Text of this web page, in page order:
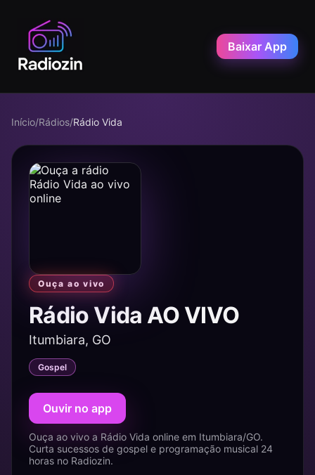
Baixar App
Início/Rádios/Rádio Vida
Ouça ao vivo
Rádio Vida AO VIVO
Itumbiara, GO
Gospel
Ouvir no app
Ouça ao vivo a Rádio Vida online em Itumbiara/GO.
Curta sucessos de gospel e programação musical 24
horas no Radiozin.